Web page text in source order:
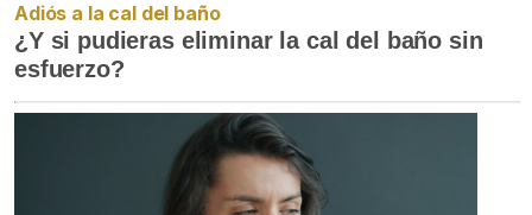
Adiós a la cal del baño
¿Y si pudieras eliminar la cal del baño sin
esfuerzo?